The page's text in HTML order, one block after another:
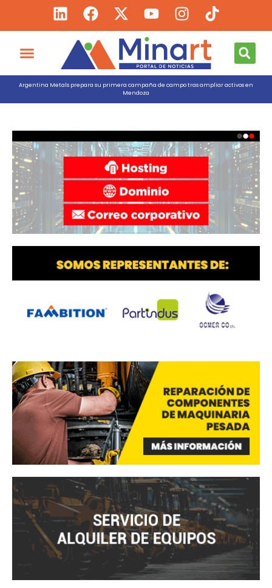
Argentina Metals prepara su primera campaña de campo tras ampliar activos en
Mendoza